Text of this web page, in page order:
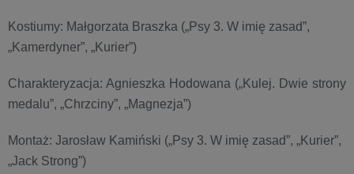
Kostiumy: Małgorzata Braszka („Psy 3. W imię zasad”,
„Kamerdyner”, „Kurier”)
Charakteryzacja: Agnieszka Hodowana („Kulej. Dwie strony
medalu”, „Chrzciny”, „Magnezja”)
Montaż: Jarosław Kamiński („Psy 3. W imię zasad”, „Kurier”,
„Jack Strong”)